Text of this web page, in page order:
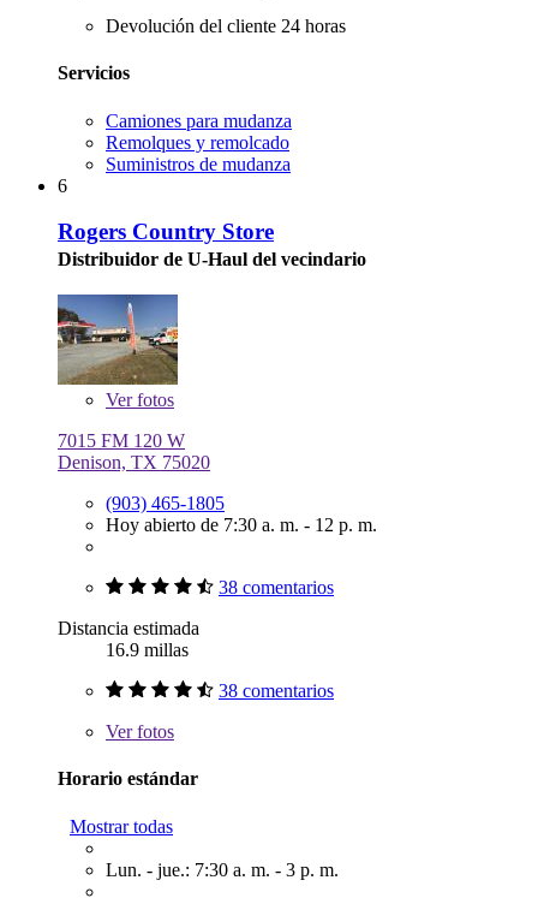
Devolución del cliente 24 horas
Servicios
Camiones para mudanza
Remolques y remolcado
Suministros de mudanza
6
Rogers Country Store
Distribuidor de U-Haul del vecindario
Verfotos
7015 FM 120 W
Denison, TX 75020
(903) 465-1805
Hoy abierto de 7:30 a. m. - 12 p. m.
38 comentarios
Distancia estimada
16.9 millas
38 comentarios
Verfotos
Horario estándar
Mostrar todas
Lun. - jue.: 7:30 a. m. - 3 p. m.